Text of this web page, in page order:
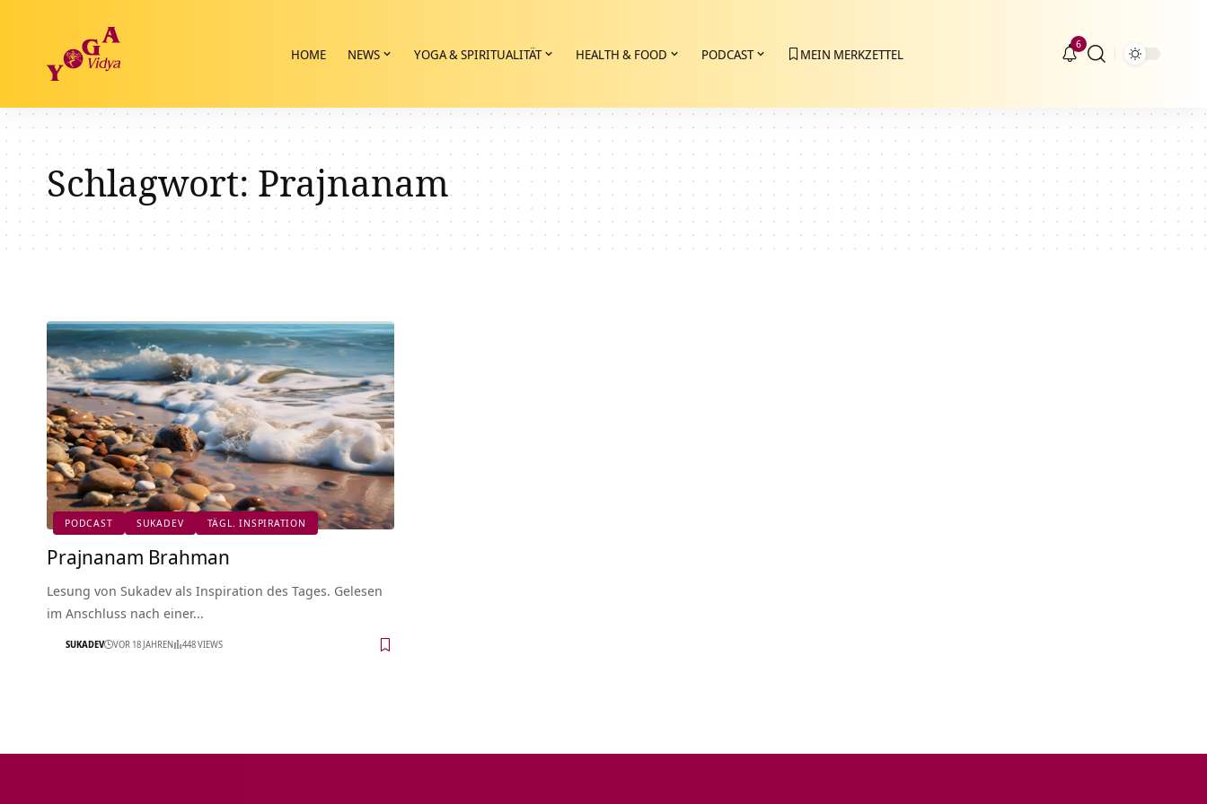
HOME NEWS YOGA & SPIRITUALITÄT HEALTH & FOOD PODCAST MEIN MERKZETTEL
6
Schlagwort:Prajnanam
PODCAST SUKADEV TÄGL. INSPIRATION
Prajnanam Brahman
Lesung von Sukadev als Inspiration des Tages. Gelesen
im Anschluss nach einer…
SUKADEV VOR 18 JAHREN 448 VIEWS